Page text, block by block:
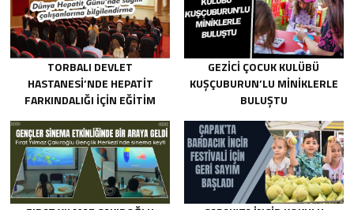
TORBALI DEVLET
HASTANESI’NDE HEPATIT
FARKINDALIĞI IÇIN EĞITIM
GEZICI ÇOCUK KULÜBÜ
KUŞÇUBURUN’LU MINIKLERLE
BULUŞTU